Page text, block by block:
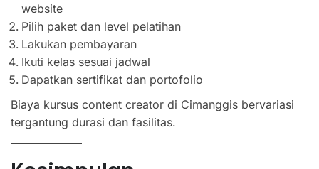
website
Pilih paket dan level pelatihan
Lakukan pembayaran
Ikuti kelas sesuai jadwal
Dapatkan sertifikat dan portofolio
Biaya kursus content creator di Cimanggis bervariasi
tergantung durasi dan fasilitas.